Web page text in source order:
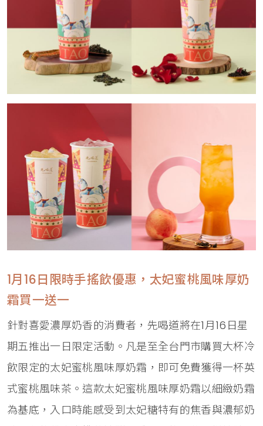
1月16日限時手搖飲優惠，太妃蜜桃風味厚奶
霜買一送一
針對喜愛濃厚奶香的消費者，先喝道將在1月16日星
期五推出一日限定活動。凡是至全台門市購買大杯冷
飲限定的太妃蜜桃風味厚奶霜，即可免費獲得一杯英
式蜜桃風味茶。這款太妃蜜桃風味厚奶霜以細緻奶霜
為基底，入口時能感受到太妃糖特有的焦香與濃郁奶